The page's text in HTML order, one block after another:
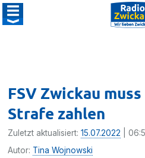
FSV Zwickau
Strafe zahlen
Zuletzt aktualisiert:15.07.2022 |
Autor: Tina Wojnowski